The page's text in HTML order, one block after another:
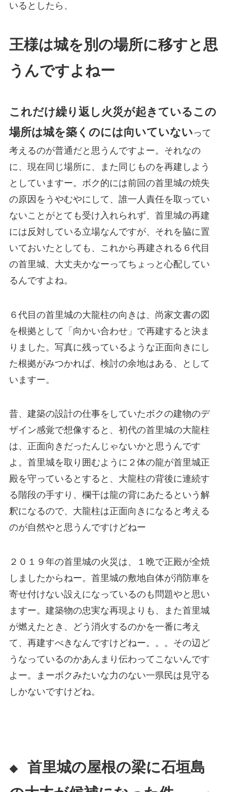
いるとしたら、
王様は城を別の場所に移すと思
うんですよねー
これだけ繰り返し火災が起きているこの
場所は城を築くのには向いていないって
考えるのが普通だと思うんですよー。それなの
に、現在同じ場所に、また同じものを再建しよう
としていますー。ボク的には前回の首里城の焼失
の原因をうやむやにして、誰一人責任を取ってい
ないことがとても受け入れられず、首里城の再建
には反対している立場なんですが、それを脇に置
いておいたとしても、これから再建される６代目
の首里城、大丈夫かなーってちょっと心配してい
るんですよね。
６代目の首里城の大龍柱の向きは、尚家文書の図
を根拠として「向かい合わせ」で再建すると決ま
りました。写真に残っているような正面向きにし
た根拠がみつかれば、検討の余地はある、として
いますー。
昔、建築の設計の仕事をしていたボクの建物のデ
ザイン感覚で想像すると、初代の首里城の大龍柱
は、正面向きだったんじゃないかと思うんです
よ。首里城を取り囲むように２体の龍が首里城正
殿を守っているとすると、大龍柱の背後に連続す
る階段の手すり、欄干は龍の背にあたるという解
釈になるので、大龍柱は正面向きになると考える
のが自然やと思うんですけどねー
２０１９年の首里城の火災は、１晩で正殿が全焼
しましたからねー。首里城の敷地自体が消防車を
寄せ付けない設えになっているのも問題やと思い
ますー。建築物の忠実な再現よりも、また首里城
が燃えたとき、どう消火するのかを一番に考え
て、再建すべきなんですけどねー。。。その辺ど
うなっているのかあんまり伝わってこないんです
よー。まーボクみたいな力のない一県民は見守る
しかないですけどね。
◆ 首里城の屋根の梁に石垣島